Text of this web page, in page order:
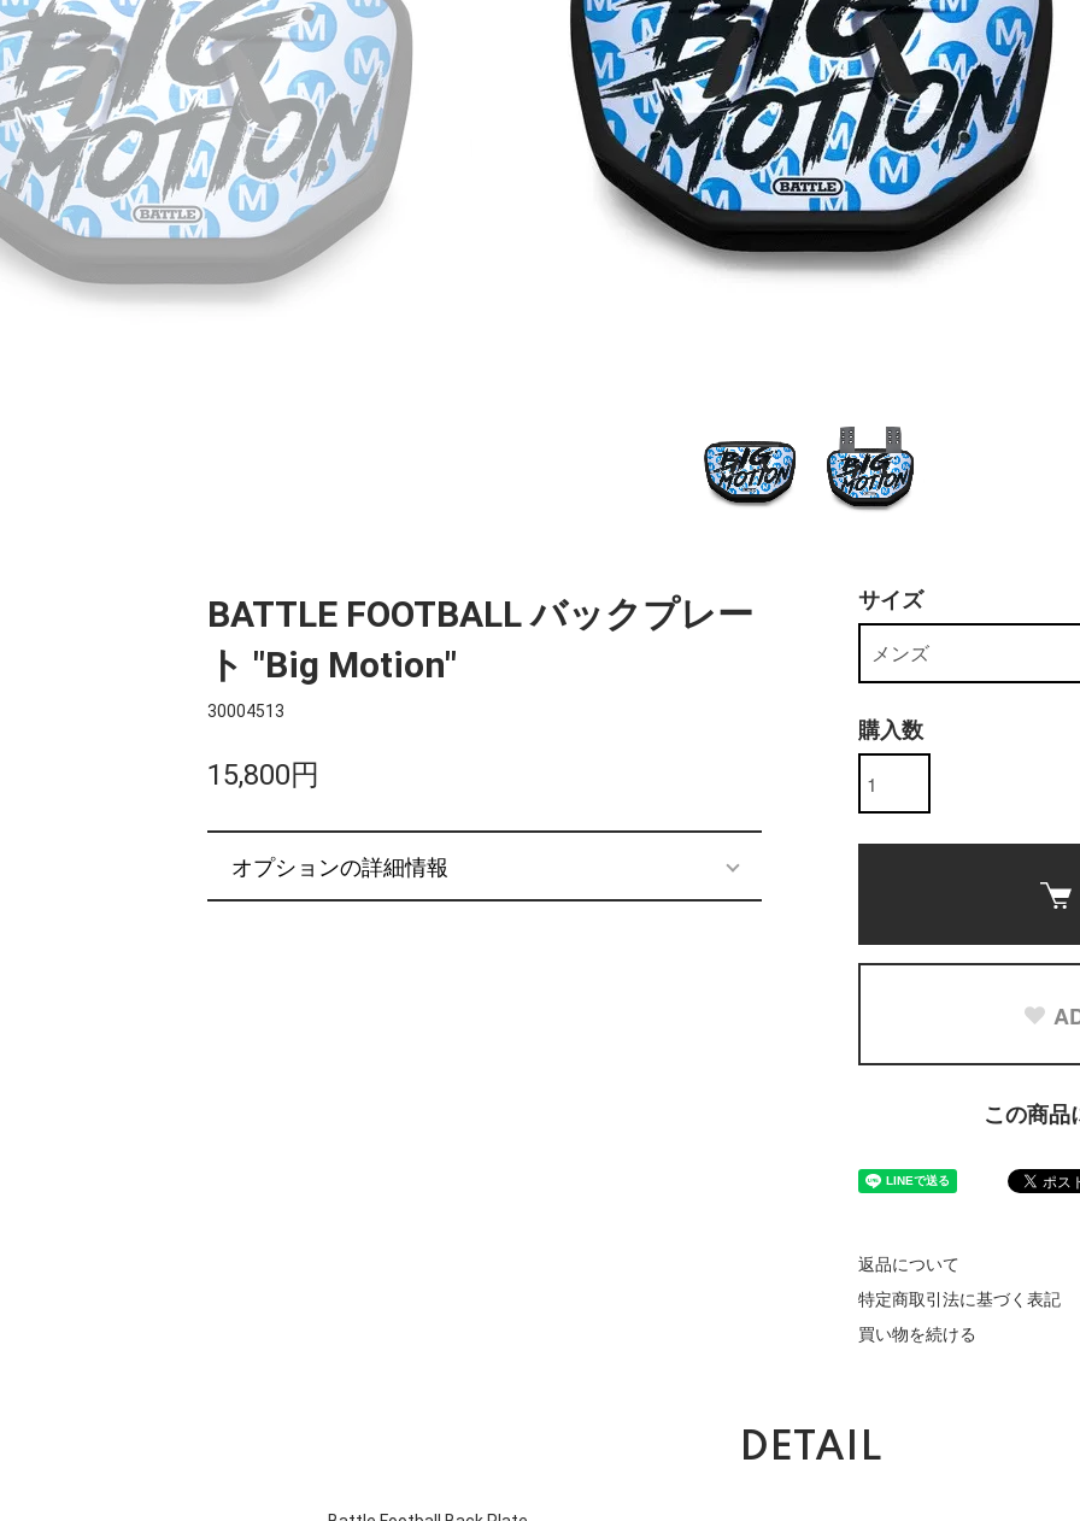
BATTLE FOOTBALL バックプレー
ト "Big Motion"
30004513
15,800円
オプションの詳細情報
サイズ
購入数
この商品
返品について
特定商取引法に基づく表記
買い物を続ける
DETAIL